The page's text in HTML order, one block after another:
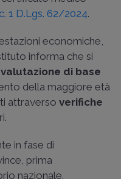
1 D.Lgs. 62/2024.
economiche,
informa che si
di base
della maggiore età
attraverso verifiche
in fase di
prima
nazionale.